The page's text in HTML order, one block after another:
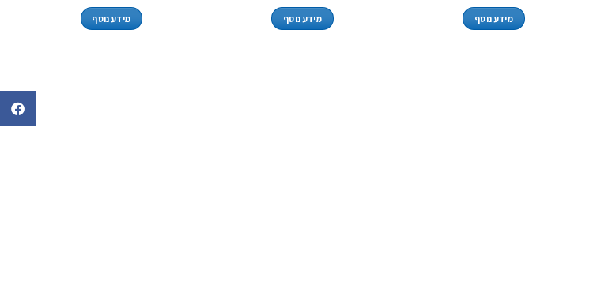
מידע נוסף מידע נוסף מידע נוסף